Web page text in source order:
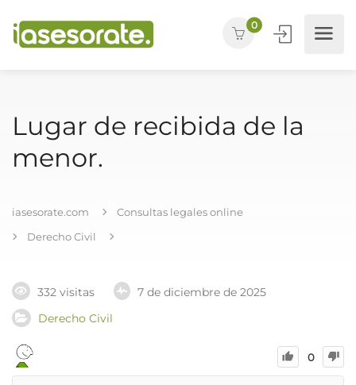
0
Lugar de recibida de la
menor.
iasesorate.com
Consultas legales online
Derecho Civil
332 visitas
7 de diciembre de 2025
Derecho Civil
0